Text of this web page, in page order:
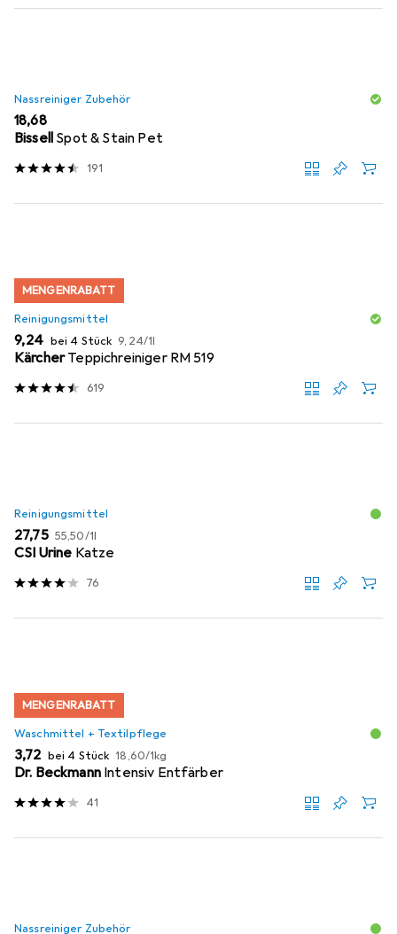
Nassreiniger Zubehör
EUR
18,68
Bissell Spot & Stain Pet
191
MENGENRABATT
Reinigungsmittel
EUR
9,24 bei 4 Stück EUR
9,24/1l
KärcherTeppichreiniger RM 519
619
Reinigungsmittel
EUR
27,75 EUR
55,50/1l
CSI Urine Katze
76
MENGENRABATT
Waschmittel + Textilpflege
EUR
3,72 bei 4 Stück EUR
18,60/1kg
Dr. Beckmann Intensiv Entfärber
41
Nassreiniger Zubehör